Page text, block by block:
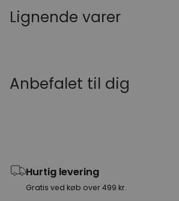
Lignende varer
Anbefalet til dig
Hurtig levering
Gratis ved køb over 499 kr.